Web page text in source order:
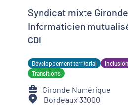
Syndicat mixte
Informaticien
CDI
Développement territorial
Transitions
Gironde Numérique
Bordeaux 33000